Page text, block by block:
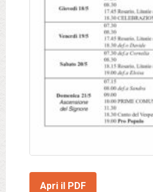
Apri il PDF